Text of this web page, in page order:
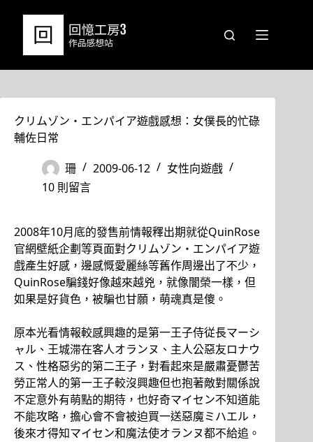
クリムゾン・エンパイア遊戲感想：女僕長的忙碌
輔佐日常
珊
2009-06-12
女性向遊戲
10 則留言
2008年10月底的發售前情報釋出期就從QuinRose
官網壁紙企劃等頁面對クリムゾン・エンパイア遊
戲產生好感，邊感慨愛麗絲等舊作周邊出了不少，
QuinRose騙錢好像越來越兇，就像闇榮一樣，但
如果是好貨色，被騙也甘願，萌魂真是傻。
原本光看情報較感興趣的是第一王子侍従長マーシ
ャル、王城滞在客人オランヌ、主人公惡友ロナウ
ス、性格惡劣的第二王子，對看起來是嚴肅憂鬱苦
勞正常人的第一王子較沒興趣但也抱著敵對關係說
不定意外有萌點的期待，也好奇マイセン不知道能
不能攻略，擔心會不會被迫買一送惡魔ミハエル，
後來才得知マイセン和魔法使オランヌ都不給追。